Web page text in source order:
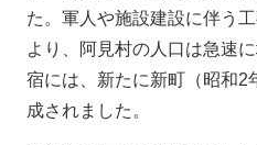
た。軍人や施設建設に伴う
より、阿見村の人口は急速
宿には、新たに新町（昭和2
成されました。